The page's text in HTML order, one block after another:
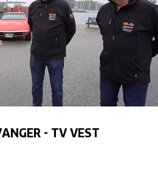
- TV VEST